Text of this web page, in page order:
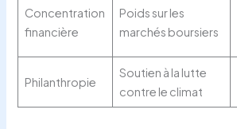
Concentration
financière
Poids sur les
marchés boursiers
Philanthropie
Soutien à la lutte
contre le climat